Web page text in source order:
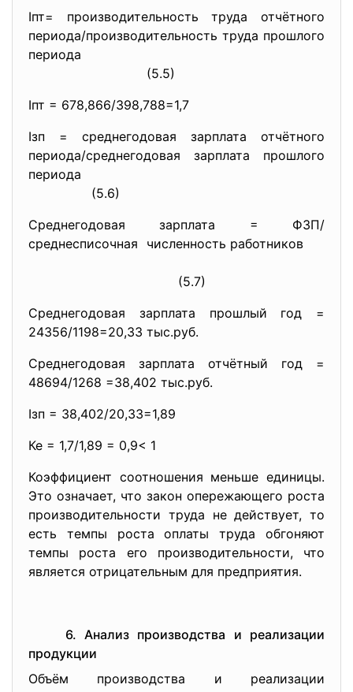
Iпт= производительность труда отчётного
периода/производительность труда прошлого
периода
(5.5)
Iпт = 678,866/398,788=1,7
Iзп = среднегодовая зарплата отчётного
периода/среднегодовая зарплата прошлого
периода
(5.6)
Среднегодовая зарплата = ФЗП/
среднесписочная численность работников
(5.7)
Среднегодовая зарплата прошлый год =
24356/1198=20,33 тыс.руб.
Среднегодовая зарплата отчётный год =
48694/1268 =38,402 тыс.руб.
Iзп = 38,402/20,33=1,89
Ке = 1,7/1,89 = 0,9< 1
Коэффициент соотношения меньше единицы.
Это означает, что закон опережающего роста
производительности труда не действует, то
есть темпы роста оплаты труда обгоняют
темпы роста его производительности, что
является отрицательным для предприятия.
6. Анализ производства и реализации
продукции
Объём производства и реализации